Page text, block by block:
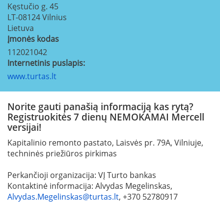
Kęstučio g. 45
LT-08124Vilnius
Lietuva
Įmonės kodas
112021042
Internetinis puslapis:
www.turtas.lt
Norite gauti panašią informaciją kas rytą?
Registruokitės 7 dienų NEMOKAMAI Mercell
versijai!
Kapitalinio remonto pastato, Laisvės pr. 79A, Vilniuje,
techninės priežiūros pirkimas
Perkančioji organizacija: VĮ Turto bankas
Kontaktinė informacija: Alvydas Megelinskas,
Alvydas.Megelinskas@turtas.lt, +370 52780917